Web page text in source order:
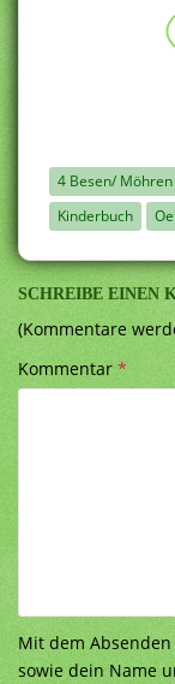
4 Besen/ Möhren
Kinderbuch
SCHREIBE EINEN
(Kommentare
Kommentar*
Mit dem
sowie dein Name